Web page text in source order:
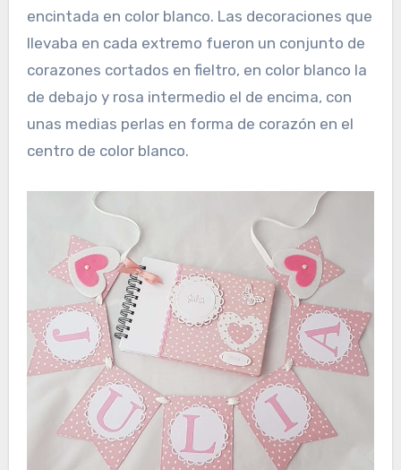
encintada en color blanco. Las decoraciones que
llevaba en cada extremo fueron un conjunto de
corazones cortados en fieltro, en color blanco la
de debajo y rosa intermedio el de encima, con
unas medias perlas en forma de corazón en el
centro de color blanco.